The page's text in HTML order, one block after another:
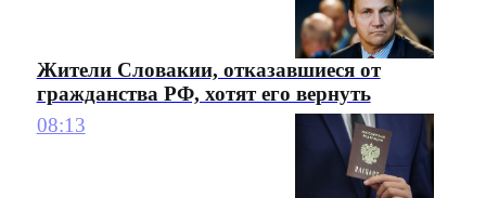
Жители Словакии, отказавшиеся от
гражданства РФ, хотят его вернуть
08:13